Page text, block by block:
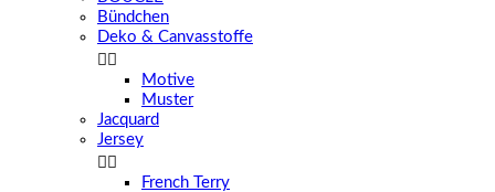
Bündchen
Deko & Canvasstoffe
Motive
Muster
Jacquard
Jersey
French Terry